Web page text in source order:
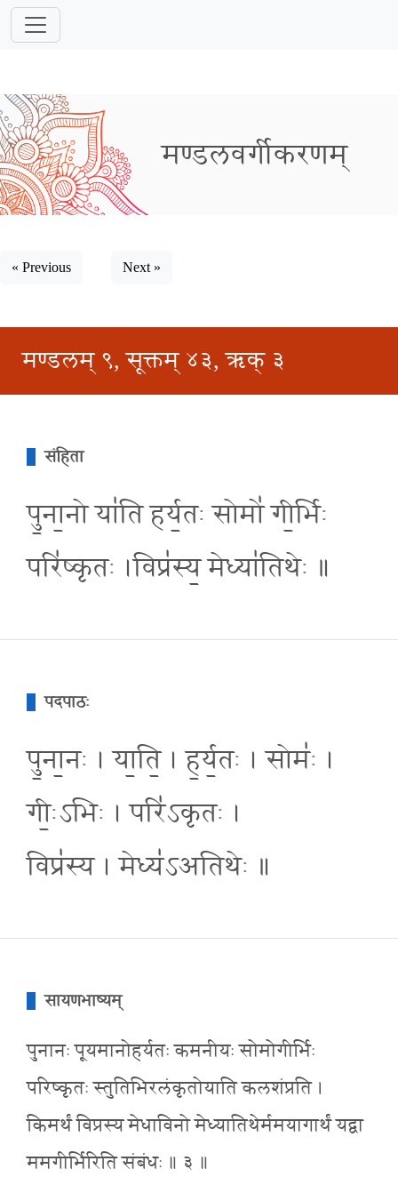
मण्डलवर्गीकरणम्
« Previous Next »
मण्डलम् ९, सूक्तम् ४३, ऋक् ३
संहिता
पु॒ना॒नो या॑ति हर्य॒तः सोमो॑ गी॒र्भिः
परि॑ष्कृतः ।विप्र॑स्य॒ मेध्या॑तिथेः ॥
पदपाठः
पु॒ना॒नः । या॒ति॒ । ह॒र्य॒तः । सोमः॑ ।
गीः॒ऽभिः । परि॑ऽकृतः ।
विप्र॑स्य । मेध्य॑ऽअतिथेः ॥
सायणभाष्यम्
पुनानः पूयमानोहर्यतः कमनीयः सोमोगीर्भिः
परिष्कृतः स्तुतिभिरलंकृतोयाति कलशंप्रति ।
किमर्थं विप्रस्य मेधाविनो मेध्यातिथेर्ममयागार्थं यद्वा
ममगीर्भिरिति संबंधः ॥ ३ ॥